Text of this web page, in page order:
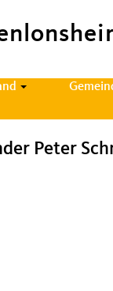
Peter